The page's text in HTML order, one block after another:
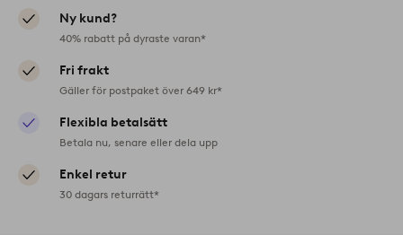
Ny kund?
40% rabatt på dyraste varan*
Fri frakt
Gäller för postpaket över 649 kr*
Flexibla betalsätt
Betala nu, senare eller dela upp
Enkel retur
30 dagars returrätt*